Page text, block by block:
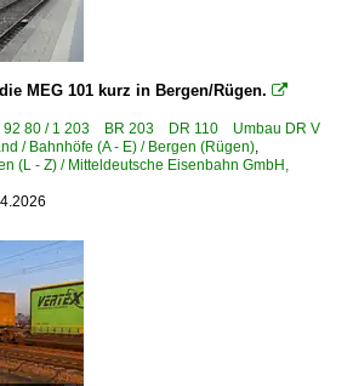
MEG 101 kurz in Bergen/Rügen. 
| 92 80 / 1 203 BR 203 DR 110 Umbau DR V
/ Bahnhöfe (A - E) / Bergen (Rügen),
(L - Z) / Mitteldeutsche Eisenbahn GmbH,